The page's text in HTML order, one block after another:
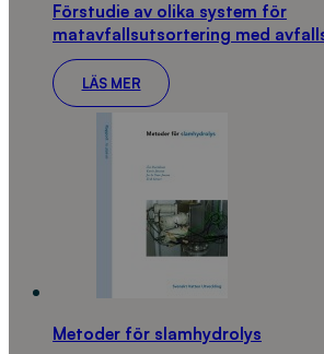
Förstudie av olika system för
matavfallsutsortering med
LÄS MER
Metoder för slamhydrolys